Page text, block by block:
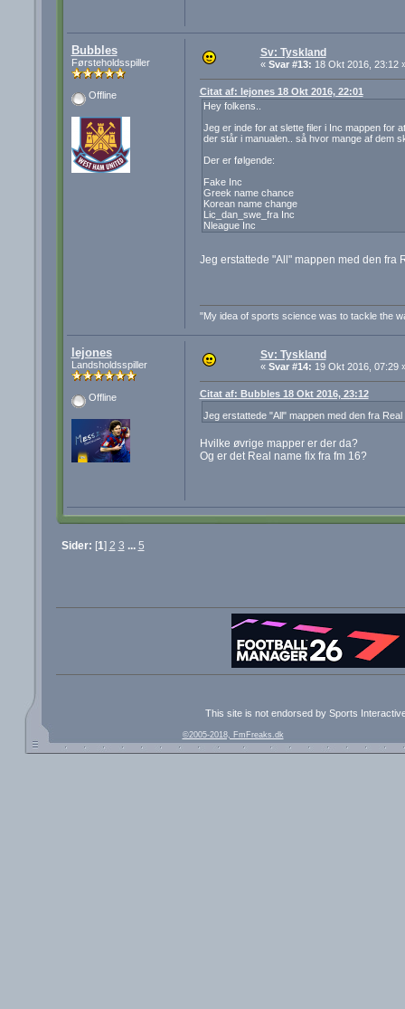
Bubbles
Førsteholdsspiller
Offline
Sv: Tyskland
« Svar #13: 18 Okt 2016, 23:12
Citat af: lejones 18 Okt 2016, 22:01
Hey folkens..
Jeg er inde for at slette filer i Inc mappen for
der står i manualen.. så hvor mange af dem
Der er følgende:
Fake Inc
Greek name chance
Korean name change
Lic_dan_swe_fra Inc
Nleague Inc
Jeg erstattede "All" mappen med den fra
"My idea of sports science was to tackle the
lejones
Landsholdsspiller
Offline
Sv: Tyskland
« Svar #14: 19 Okt 2016, 07:29
Citat af: Bubbles 18 Okt 2016, 23:12
Jeg erstattede "All" mappen med den fra
Hvilke øvrige mapper er der da?
Og er det Real name fix fra fm 16?
Sider: [1] 2 3 ... 5
This site is not endorsed by Sports
©2005-2018, FmFreaks.dk